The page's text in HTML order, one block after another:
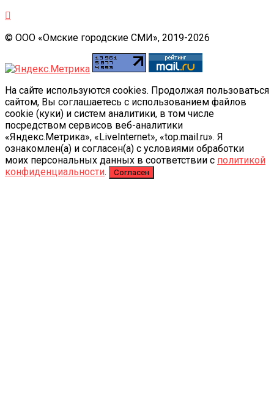
© ООО «Омские городские СМИ», 2019-2026
На сайте используются cookies. Продолжая пользоваться
сайтом, Вы соглашаетесь с использованием файлов
cookie (куки) и систем аналитики, в том числе
посредством сервисов веб-аналитики
«Яндекс.Метрика», «LiveInternet», «top.mail.ru». Я
ознакомлен(а) и согласен(а) с условиями обработки
моих персональных данных в соответствии с политикой
конфиденциальности. Согласен